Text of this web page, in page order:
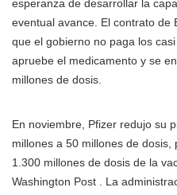
esperanza de desarrollar la
eventual avance. El contrato de
que el gobierno no paga los
apruebe el medicamento y se
millones de dosis.
En noviembre, Pfizer redujo su
millones a 50 millones de
1.300 millones de dosis de la
Washington Post . La